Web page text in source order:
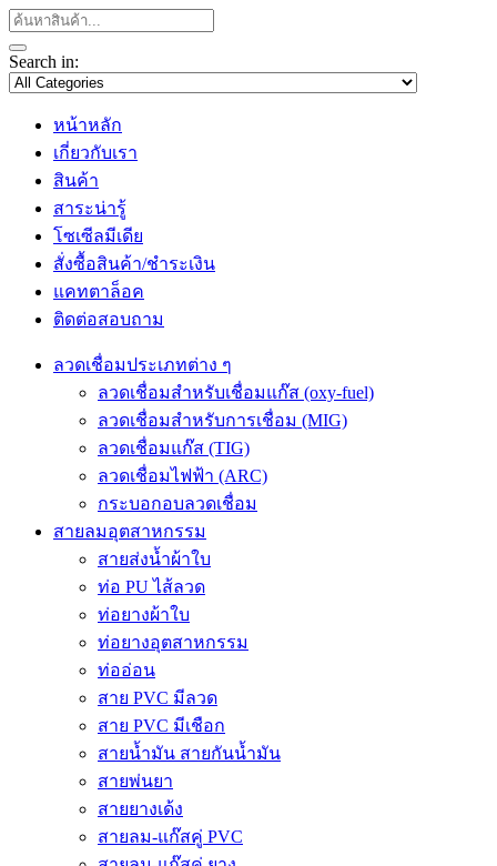
Search in:
หน้าหลัก
เกี่ยวกับเรา
สินค้า
สาระน่ารู้
โซเซีลมีเดีย
สั่งซื้อสินค้า/ชำระเงิน
แคทตาล็อค
ติดต่อสอบถาม
ลวดเชื่อมประเภทต่าง ๆ
ลวดเชื่อมสำหรับเชื่อมแก๊ส (oxy-fuel)
ลวดเชื่อมสำหรับการเชื่อม (MIG)
ลวดเชื่อมแก๊ส (TIG)
ลวดเชื่อมไฟฟ้า (ARC)
กระบอกอบลวดเชื่อม
สายลมอุตสาหกรรม
สายส่งน้ำผ้าใบ
ท่อ PU ไส้ลวด
ท่อยางผ้าใบ
ท่อยางอุตสาหกรรม
ท่ออ่อน
สาย PVC มีลวด
สาย PVC มีเชือก
สายน้ำมัน สายกันน้ำมัน
สายพ่นยา
สายยางเด้ง
สายลม-แก๊สคู่ PVC